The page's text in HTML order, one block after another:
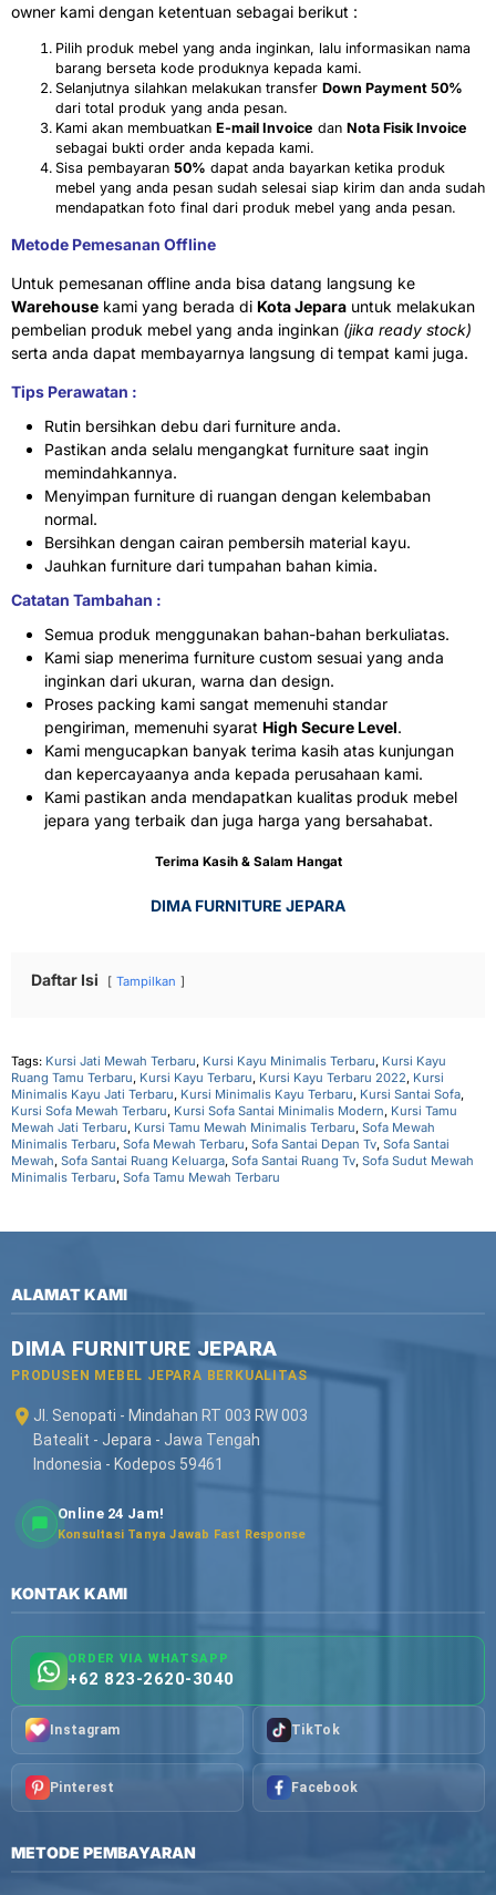
owner kami dengan ketentuan sebagai berikut :
Pilih produk mebel yang anda inginkan, lalu informasikan nama
barang berseta kode produknya kepada kami.
Selanjutnya silahkan melakukan transfer Down Payment 50%
dari total produk yang anda pesan.
Kami akan membuatkan E-mail Invoice dan Nota Fisik Invoice
sebagai bukti order anda kepada kami.
Sisa pembayaran 50% dapat anda bayarkan ketika produk
mebel yang anda pesan sudah selesai siap kirim dan anda sudah
mendapatkan foto final dari produk mebel yang anda pesan.
Metode Pemesanan Offline
Untuk pemesanan offline anda bisa datang langsung ke
Warehouse kami yang berada di Kota Jepara untuk melakukan
pembelian produk mebel yang anda inginkan (jika ready stock)
serta anda dapat membayarnya langsung di tempat kami juga.
Tips Perawatan :
Rutin bersihkan debu dari furniture anda.
Pastikan anda selalu mengangkat furniture saat ingin
memindahkannya.
Menyimpan furniture di ruangan dengan kelembaban
normal.
Bersihkan dengan cairan pembersih material kayu.
Jauhkan furniture dari tumpahan bahan kimia.
Catatan Tambahan :
Semua produk menggunakan bahan-bahan berkuliatas.
Kami siap menerima furniture custom sesuai yang anda
inginkan dari ukuran, warna dan design.
Proses packing kami sangat memenuhi standar
pengiriman, memenuhi syarat High Secure Level.
Kami mengucapkan banyak terima kasih atas kunjungan
dan kepercayaanya anda kepada perusahaan kami.
Kami pastikan anda mendapatkan kualitas produk mebel
jepara yang terbaik dan juga harga yang bersahabat.
Terima Kasih & Salam Hangat
DIMA FURNITURE JEPARA
Daftar Isi Tampilkan
Tags: Kursi Jati Mewah Terbaru, Kursi Kayu Minimalis Terbaru, Kursi Kayu
Ruang Tamu Terbaru, Kursi Kayu Terbaru, Kursi Kayu Terbaru 2022, Kursi
Minimalis Kayu Jati Terbaru, Kursi Minimalis Kayu Terbaru, Kursi Santai Sofa,
Kursi Sofa Mewah Terbaru, Kursi Sofa Santai Minimalis Modern, Kursi Tamu
Mewah Jati Terbaru, Kursi Tamu Mewah Minimalis Terbaru, Sofa Mewah
Minimalis Terbaru, Sofa Mewah Terbaru, Sofa Santai Depan Tv, Sofa Santai
Mewah, Sofa Santai Ruang Keluarga, Sofa Santai Ruang Tv, Sofa Sudut Mewah
Minimalis Terbaru, Sofa Tamu Mewah Terbaru
ALAMAT KAMI
DIMA FURNITURE JEPARA
PRODUSEN MEBEL JEPARA BERKUALITAS
Jl. Senopati - Mindahan RT 003 RW 003
Batealit - Jepara - Jawa Tengah
Indonesia - Kodepos 59461
Online 24 Jam!
Konsultasi Tanya Jawab Fast Response
KONTAK KAMI
ORDER VIA WHATSAPP
+62 823-2620-3040
Instagram TikTok
Pinterest Facebook
METODE PEMBAYARAN